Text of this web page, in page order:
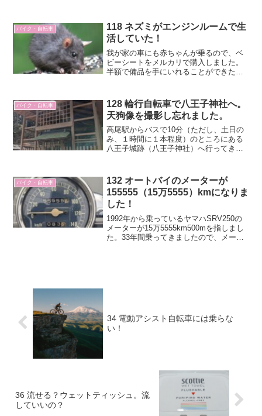
ームページで確認しましょう。
バイク・自転車
118 ネズミがエンジンルームで生
活していた！
我が家の車にも赤ちゃんが乗るので、ベ
ビーシートをメルカリで購入しました。
半額で備品を手にいれることができたと
付けてみようと思ったら、リモコンでド
アが開かないではないですか。
バイク・自転車
128 輪行自転車で八王子神社へ。
天狗像を撮影し忘れました。
高尾駅からバスで10分（ただし、土日の
み、１時間に１本程度）のところにある
八王子城跡（八王子神社）へ行ってきま
バイク・自転車
132 オートバイのメーターが
155555（15万5555）kmになりま
した！
1992年から乗っているヤマハSRV250の
メーターが15万5555km500mを指しまし
た。33年間乗ってきましたので、メータ
34 電動アシスト自転車には乗らな
い！
36 流せる？ウェットティッシュ。流
していいの？